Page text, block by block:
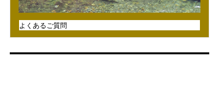
よくあるご質問